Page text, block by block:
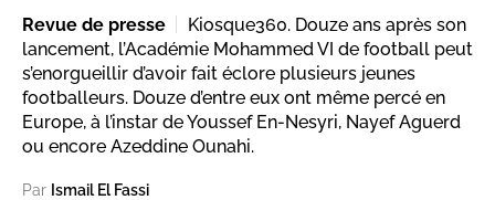
Revue de presse
Kiosque360. Douze ans après son
lancement, l’Académie Mohammed VI de football peut
s’enorgueillir d’avoir fait éclore plusieurs jeunes
footballeurs. Douze d’entre eux ont même percé en
Europe, à l’instar de Youssef En-Nesyri, Nayef Aguerd
ou encore Azeddine Ounahi.
Par Ismail El Fassi